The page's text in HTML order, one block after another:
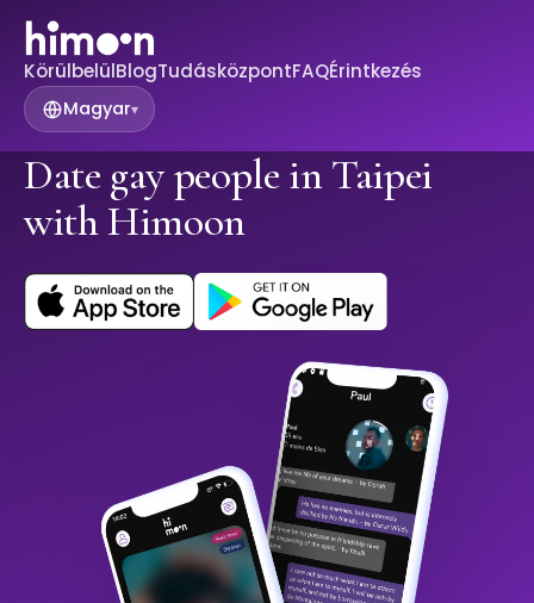
KörülbelülBlogTudásközpontFAQÉrintkezés
Magyar▾
Date gay people in Taipei
with Himoon